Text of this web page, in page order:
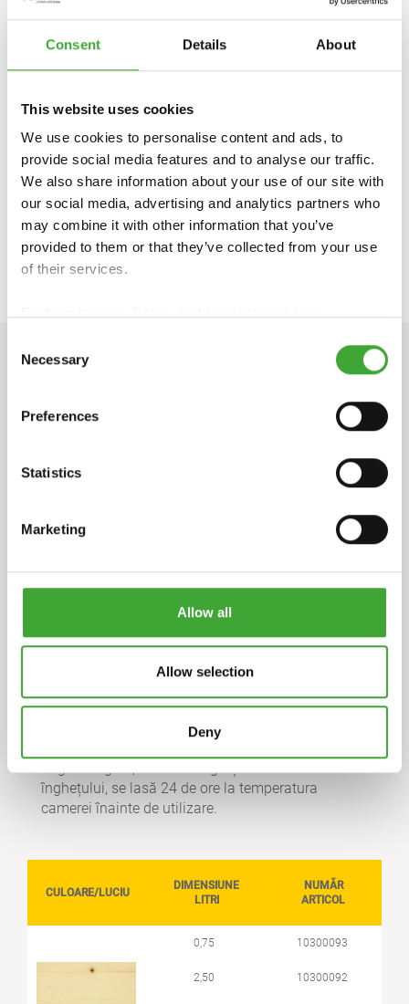
Consent Details About
This website uses cookies
We use cookies to personalise content and ads, to
provide social media features and to analyse our traffic.
We also share information about your use of our site with
our social media, advertising and analytics partners who
may combine it with other information that you’ve
provided to them or that they’ve collected from your use
of their services.
Selection
Necessary
Preferences
Statistics
Marketing
Allow all
Allow selection
Deny
Inmotion Trade SRL
410129 Oradea
Tel.: +40 359 433324
https://www.osmoshop.ro
ceruri, parafină, sicativi (agenți de uscare) și aditivi
hidrofugi. White spirit dearomatizat (fără benzen).
disponibilă la cerere.
DEPOZITARE
înghețului, se lasă 24 de ore la temperatura
camerei înainte de utilizare.
CULOARE/LUCIU
DIMENSIUNE
LITRI
NUMĂR
ARTICOL
0,75 10300093
2,50 10300092